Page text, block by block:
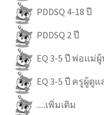
PDDSQ 4-18 ปี
PDDSQ 2 ปี
EQ 3-5 ปี พ่อแม่
EQ 3-5 ปี ครูผู้ดูแ
.....เพิ่มเติม